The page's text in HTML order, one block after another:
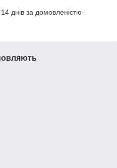
днів за домовленістю